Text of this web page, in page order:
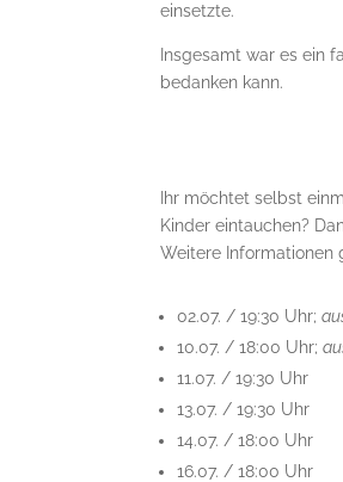
einsetzte.
Insgesamt war es ein
bedanken kann.
Ihr möchtet selbst
Kinder eintauchen?
Weitere Informationen
02.07. / 19:30 Uhr;
10.07. / 18:00 Uhr;
11.07. / 19:30 Uhr
13.07. / 19:30 Uhr
14.07. / 18:00 Uhr
16.07. / 18:00 Uhr